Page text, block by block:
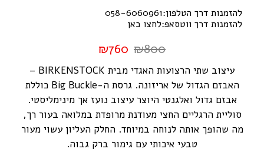
להזמנות דרך הטלפון:058-6060961
להזמנות דרך ווטסאפ:לחצו כאן
₪800
₪760
עיצוב שתי הרצועות האגדי מבית BIRKENSTOCK –
האבזם הגדול של אריזונה. גרסת ה-Big Buckle כוללת
אבזם גדול ואלגנטי היוצר עיצוב נועז אך מינימליסטי.
סוליית הרגליים החצי מעודנת מרופדת במלואה בעור רך,
מה שהופך אותה לנוחה במיוחד. החלק העליון עשוי מעור
טבעי איכותי עם גימור ברק גבוה.